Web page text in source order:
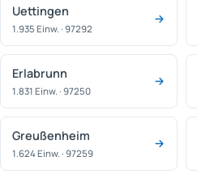
Uettingen
1.935 Einw. · 97292
Erlabrunn
1.831 Einw. · 97250
Greußenheim
1.624 Einw. · 97259